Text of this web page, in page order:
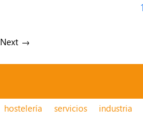
Next →
hostelería servicios industria